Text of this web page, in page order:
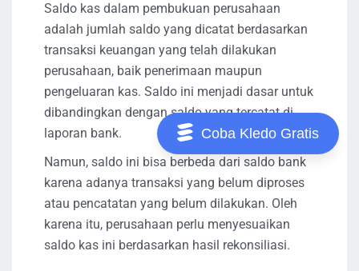
Saldo kas dalam pembukuan perusahaan
adalah jumlah saldo yang dicatat berdasarkan
transaksi keuangan yang telah dilakukan
perusahaan, baik penerimaan maupun
pengeluaran kas. Saldo ini menjadi dasar untuk
dibandingkan dengan saldo yang tercatat di
laporan bank.
Namun, saldo ini bisa berbeda dari saldo bank
karena adanya transaksi yang belum diproses
atau pencatatan yang belum dilakukan. Oleh
karena itu, perusahaan perlu menyesuaikan
saldo kas ini berdasarkan hasil rekonsiliasi.
Coba Kledo Gratis